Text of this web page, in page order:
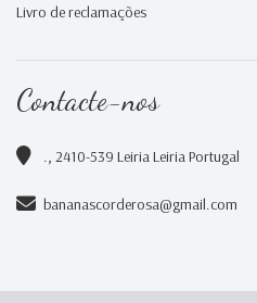
Livro de reclamações
Contacte-nos
., 2410-539 Leiria Leiria Portugal
bananascorderosa@gmail.com